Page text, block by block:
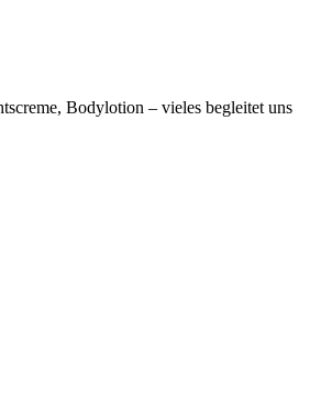
Bodylotion – vieles begleitet uns